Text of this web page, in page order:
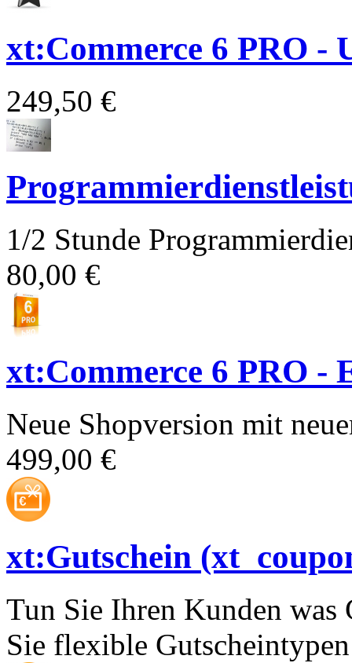
xt:Commerce 6 PRO -
249,50 €
1/2 Stunde
80,00 €
xt:Commerce 6 PRO -
Neue Shopversion mit
499,00 €
xt:Gutschein
Tun Sie Ihren Kunden
Sie flexible